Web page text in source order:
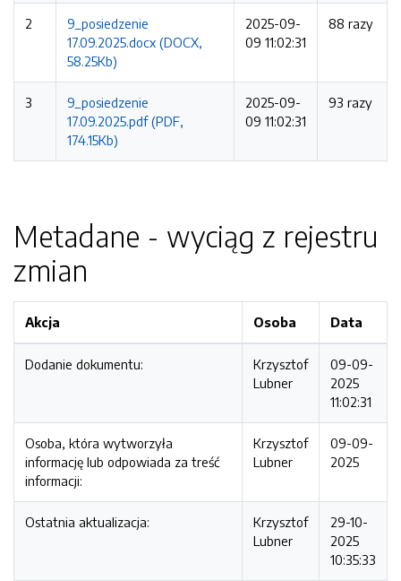
2
9_posiedzenie
17.09.2025.docx (DOCX,
58.25Kb)
2025-09-
09 11:02:31
88 razy
3
9_posiedzenie
17.09.2025.pdf (PDF,
174.15Kb)
2025-09-
09 11:02:31
93 razy
Metadane - wyciąg z rejestru
zmian
Akcja Osoba Data
Dodanie dokumentu:
Krzysztof
Lubner
09-09-
2025
11:02:31
Osoba, która wytworzyła
informację lub odpowiada za treść
informacji:
Krzysztof
Lubner
09-09-
2025
Ostatnia aktualizacja:
Krzysztof
Lubner
29-10-
2025
10:35:33